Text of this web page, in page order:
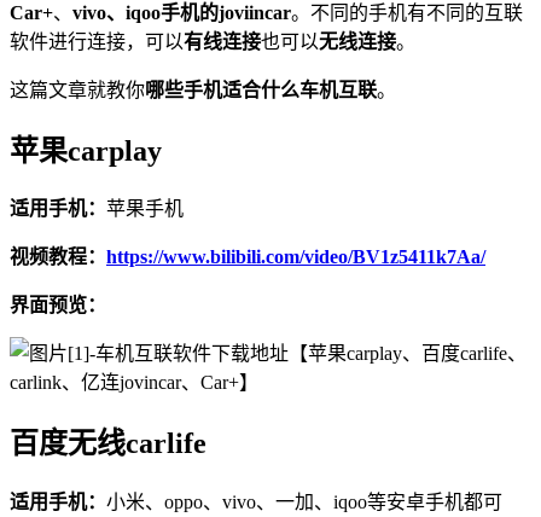
Car+、 vivo、iqoo手机的joviincar。不同的手机有不同的互联
软件进行连接，可以有线连接也可以无线连接。
这篇文章就教你哪些手机适合什么车机互联。
苹果carplay
适用手机： 苹果手机
视频教程： https://www.bilibili.com/video/BV1z5411k7Aa/
界面预览：
百度无线carlife
适用手机： 小米、oppo、vivo、一加、iqoo等安卓手机都可